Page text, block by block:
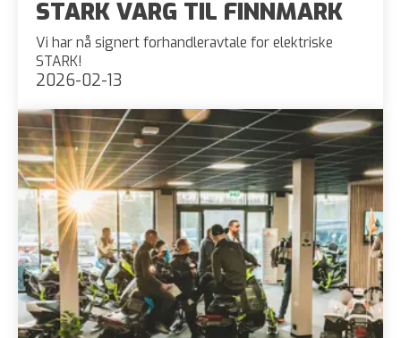
STARK VARG TIL FINNMARK
Vi har nå signert forhandleravtale for elektriske
STARK!
2026-02-13